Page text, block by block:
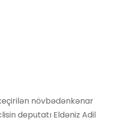
növbədənkənar
deputatı Eldəniz Adil